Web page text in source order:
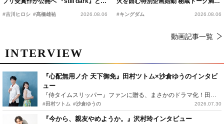
時上映決定
#古川ヒロシ #髙橋雄祐 2026.08.06
の“キングダムキャンプ”開催
#キングダム 2026.08.06
動画記事一覧
INTERVIEW
『心配無用ノ介 天下御免』田村ツトム×沙倉ゆうのインタビ
ュー
『侍タイムスリッパー』ファンに贈る、まさかのドラマ化！田村ツトム×沙倉ゆうのが語る『心配無用ノ介』撮影秘話
#田村ツトム #沙倉ゆうの 2026.07.30
『今から、親友やめようか。』沢村玲インタビュー